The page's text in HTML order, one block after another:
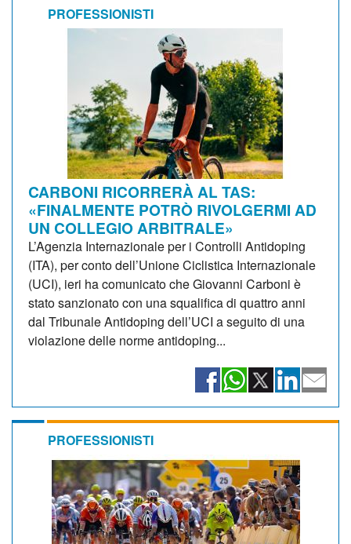
PROFESSIONISTI
CARBONI RICORRERÀ AL TAS:
«FINALMENTE POTRÒ RIVOLGERMI AD
UN COLLEGIO ARBITRALE»
L’Agenzia Internazionale per i Controlli Antidoping
(ITA), per conto dell’Unione Ciclistica Internazionale
(UCI), ieri ha comunicato che Giovanni Carboni è
stato sanzionato con una squalifica di quattro anni
dal Tribunale Antidoping dell’UCI a seguito di una
violazione delle norme antidoping...
PROFESSIONISTI